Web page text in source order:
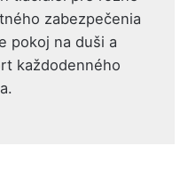
zabezpečenia
pokoj na duši a
každodenného